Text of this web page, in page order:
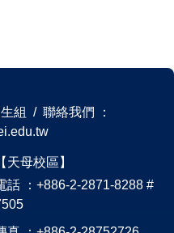
組 / 聯絡我們 ：
【天母校區】
話 ：+886-2-2871-8288 #